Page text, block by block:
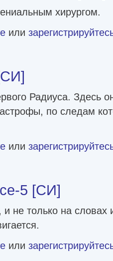
хирургом.
Часть 14 [СИ]
или
Радиуса. Здесь
по следам
[СИ]или
5 [СИ]
не только на словах
5 [СИ]
или